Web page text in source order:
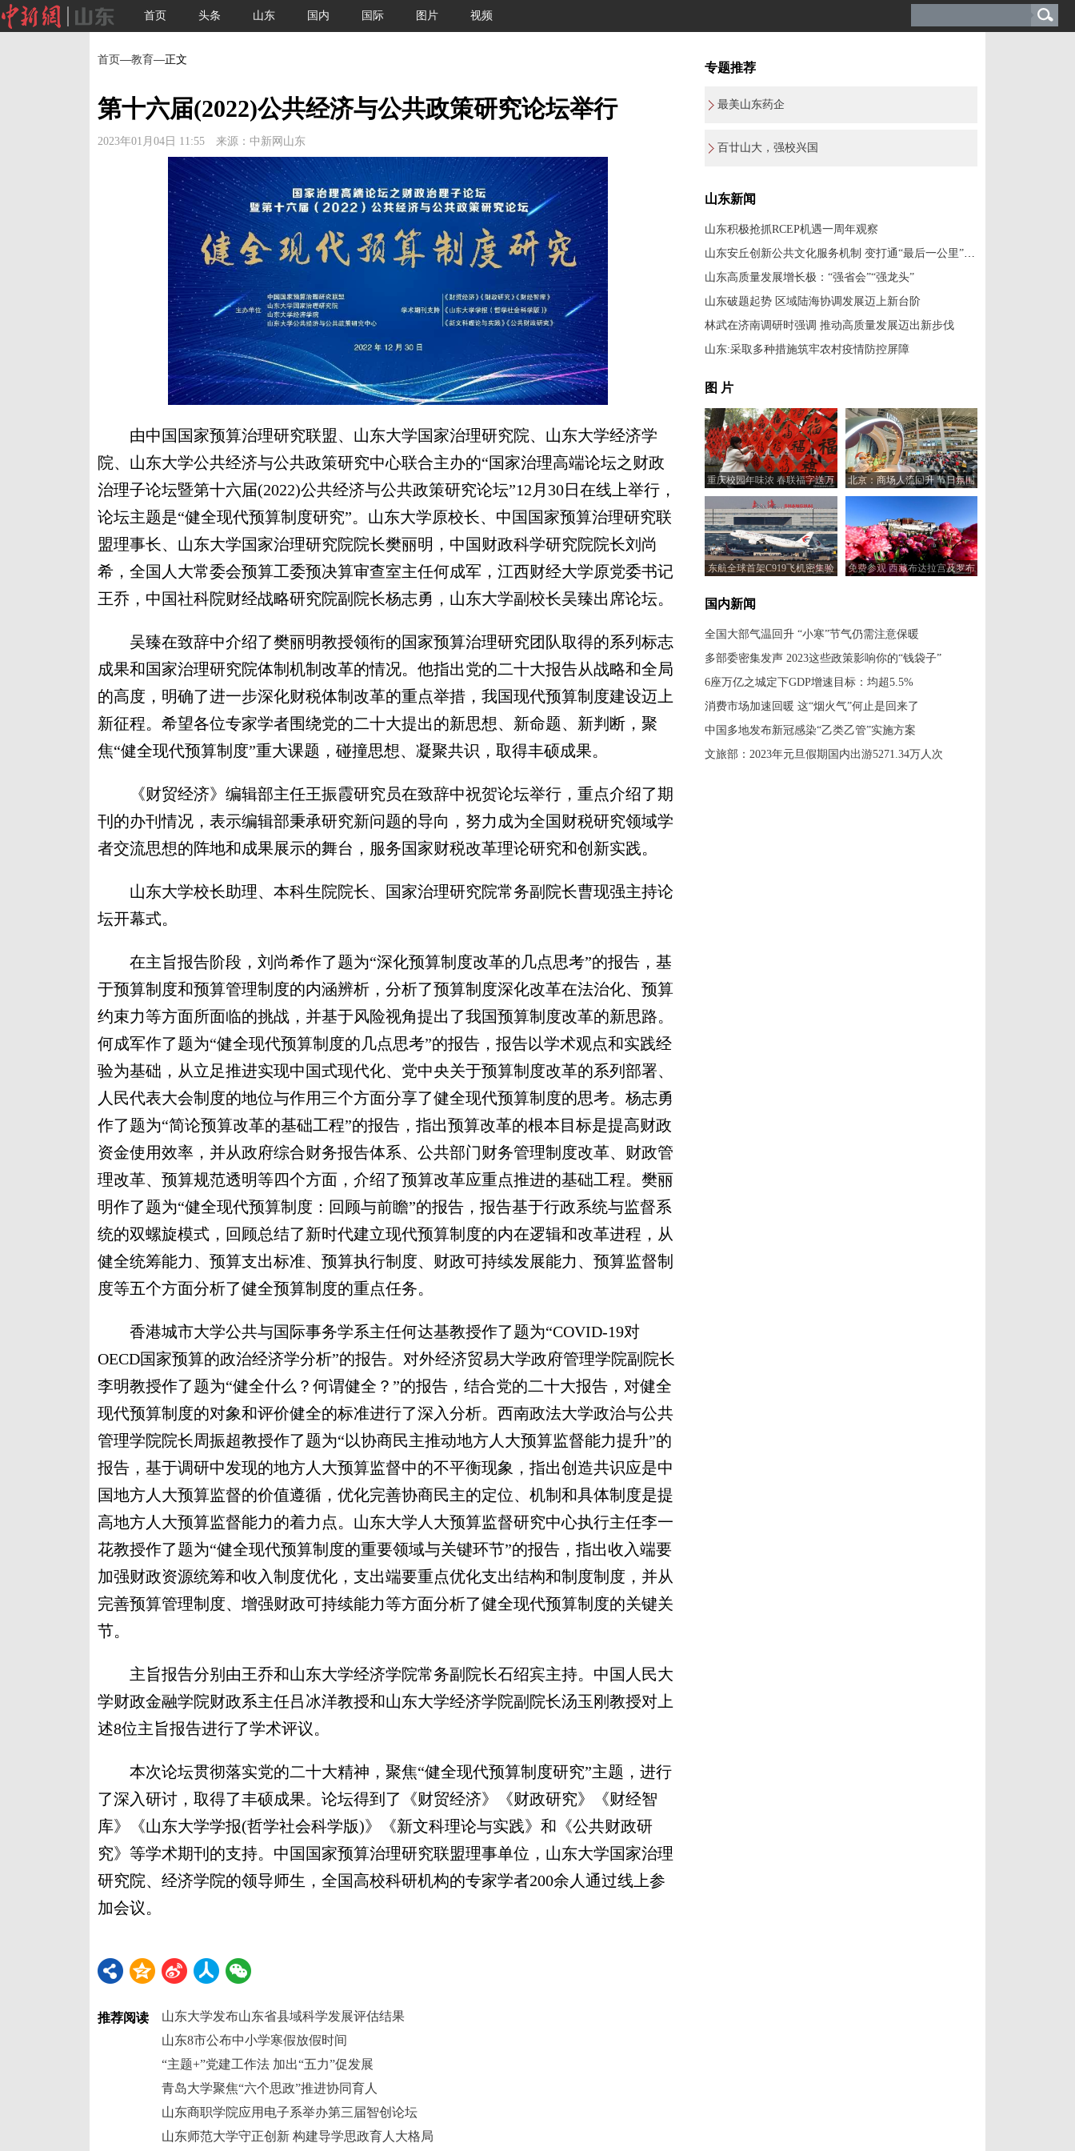
首页 头条 山东 国内 国际 图片 视频
首页—教育—正文
第十六届(2022)公共经济与公共政策研究论坛举行
2023年01月04日 11:55 来源：中新网山东
由中国国家预算治理研究联盟、山东大学国家治理研究院、山东大学经济学
院、山东大学公共经济与公共政策研究中心联合主办的“国家治理高端论坛之财政
治理子论坛暨第十六届(2022)公共经济与公共政策研究论坛”12月30日在线上举行，
论坛主题是“健全现代预算制度研究”。山东大学原校长、中国国家预算治理研究联
盟理事长、山东大学国家治理研究院院长樊丽明，中国财政科学研究院院长刘尚
希，全国人大常委会预算工委预决算审查室主任何成军，江西财经大学原党委书记
王乔，中国社科院财经战略研究院副院长杨志勇，山东大学副校长吴臻出席论坛。
吴臻在致辞中介绍了樊丽明教授领衔的国家预算治理研究团队取得的系列标志
成果和国家治理研究院体制机制改革的情况。他指出党的二十大报告从战略和全局
的高度，明确了进一步深化财税体制改革的重点举措，我国现代预算制度建设迈上
新征程。希望各位专家学者围绕党的二十大提出的新思想、新命题、新判断，聚
焦“健全现代预算制度”重大课题，碰撞思想、凝聚共识，取得丰硕成果。
《财贸经济》编辑部主任王振霞研究员在致辞中祝贺论坛举行，重点介绍了期
刊的办刊情况，表示编辑部秉承研究新问题的导向，努力成为全国财税研究领域学
者交流思想的阵地和成果展示的舞台，服务国家财税改革理论研究和创新实践。
山东大学校长助理、本科生院院长、国家治理研究院常务副院长曹现强主持论
坛开幕式。
在主旨报告阶段，刘尚希作了题为“深化预算制度改革的几点思考”的报告，基
于预算制度和预算管理制度的内涵辨析，分析了预算制度深化改革在法治化、预算
约束力等方面所面临的挑战，并基于风险视角提出了我国预算制度改革的新思路。
何成军作了题为“健全现代预算制度的几点思考”的报告，报告以学术观点和实践经
验为基础，从立足推进实现中国式现代化、党中央关于预算制度改革的系列部署、
人民代表大会制度的地位与作用三个方面分享了健全现代预算制度的思考。杨志勇
作了题为“简论预算改革的基础工程”的报告，指出预算改革的根本目标是提高财政
资金使用效率，并从政府综合财务报告体系、公共部门财务管理制度改革、财政管
理改革、预算规范透明等四个方面，介绍了预算改革应重点推进的基础工程。樊丽
明作了题为“健全现代预算制度：回顾与前瞻”的报告，报告基于行政系统与监督系
统的双螺旋模式，回顾总结了新时代建立现代预算制度的内在逻辑和改革进程，从
健全统筹能力、预算支出标准、预算执行制度、财政可持续发展能力、预算监督制
度等五个方面分析了健全预算制度的重点任务。
香港城市大学公共与国际事务学系主任何达基教授作了题为“COVID-19对
OECD国家预算的政治经济学分析”的报告。对外经济贸易大学政府管理学院副院长
李明教授作了题为“健全什么？何谓健全？”的报告，结合党的二十大报告，对健全
现代预算制度的对象和评价健全的标准进行了深入分析。西南政法大学政治与公共
管理学院院长周振超教授作了题为“以协商民主推动地方人大预算监督能力提升”的
报告，基于调研中发现的地方人大预算监督中的不平衡现象，指出创造共识应是中
国地方人大预算监督的价值遵循，优化完善协商民主的定位、机制和具体制度是提
高地方人大预算监督能力的着力点。山东大学人大预算监督研究中心执行主任李一
花教授作了题为“健全现代预算制度的重要领域与关键环节”的报告，指出收入端要
加强财政资源统筹和收入制度优化，支出端要重点优化支出结构和制度制度，并从
完善预算管理制度、增强财政可持续能力等方面分析了健全现代预算制度的关键关
节。
主旨报告分别由王乔和山东大学经济学院常务副院长石绍宾主持。中国人民大
学财政金融学院财政系主任吕冰洋教授和山东大学经济学院副院长汤玉刚教授对上
述8位主旨报告进行了学术评议。
本次论坛贯彻落实党的二十大精神，聚焦“健全现代预算制度研究”主题，进行
了深入研讨，取得了丰硕成果。论坛得到了《财贸经济》《财政研究》《财经智
库》《山东大学学报(哲学社会科学版)》《新文科理论与实践》和《公共财政研
究》等学术期刊的支持。中国国家预算治理研究联盟理事单位，山东大学国家治理
研究院、经济学院的领导师生，全国高校科研机构的专家学者200余人通过线上参
加会议。
推荐阅读
山东大学发布山东省县域科学发展评估结果
山东8市公布中小学寒假放假时间
“主题+”党建工作法 加出“五力”促发展
青岛大学聚焦“六个思政”推进协同育人
山东商职学院应用电子系举办第三届智创论坛
山东师范大学守正创新 构建导学思政育人大格局
专题推荐
最美山东药企
百廿山大，强校兴国
山东新闻
山东积极抢抓RCEP机遇一周年观察
山东安丘创新公共文化服务机制 变打通“最后一公里”为“服务零距离”
山东高质量发展增长极：“强省会”“强龙头”
山东破题起势 区域陆海协调发展迈上新台阶
林武在济南调研时强调 推动高质量发展迈出新步伐
山东:采取多种措施筑牢农村疫情防控屏障
图 片
重庆校园年味浓 春联福字送万
家
北京：商场人流回升 节日氛围
浓厚
东航全球首架C919飞机密集验
免费参观 西藏布达拉宫及罗布
国内新闻
全国大部气温回升 “小寒”节气仍需注意保暖
多部委密集发声 2023这些政策影响你的“钱袋子”
6座万亿之城定下GDP增速目标：均超5.5%
消费市场加速回暖 这“烟火气”何止是回来了
中国多地发布新冠感染“乙类乙管”实施方案
文旅部：2023年元旦假期国内出游5271.34万人次